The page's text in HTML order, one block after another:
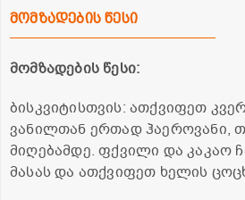
მომზადების წესი
მომზადების წესი:
ბისკვიტისთვის: ათქვიფეთ
ვანილთან ერთად ჰაეროვანი,
მიღებამდე. ფქვილი და კაკაო
მასას და ათქვიფეთ ხელის